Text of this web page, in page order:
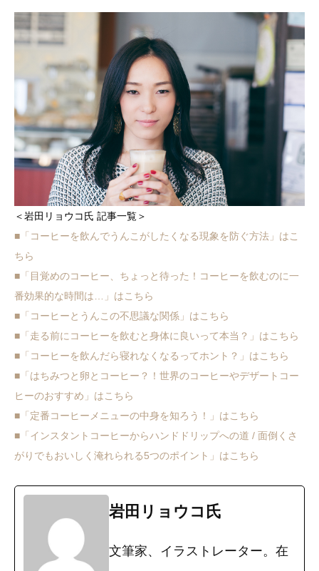
＜岩田リョウコ氏 記事一覧＞
■「コーヒーを飲んでうんこがしたくなる現象を防ぐ方法」はこ
ちら
■「目覚めのコーヒー、ちょっと待った！コーヒーを飲むのに一
番効果的な時間は…」はこちら
■「コーヒーとうんこの不思議な関係」はこちら
■「走る前にコーヒーを飲むと身体に良いって本当？」はこちら
■「コーヒーを飲んだら寝れなくなるってホント？」はこちら
■「はちみつと卵とコーヒー？！世界のコーヒーやデザートコー
ヒーのおすすめ」はこちら
■「定番コーヒーメニューの中身を知ろう！」はこちら
■「インスタントコーヒーからハンドドリップへの道 / 面倒くさ
がりでもおいしく淹れられる5つのポイント」はこちら
岩田リョウコ氏
文筆家、イラストレーター。在